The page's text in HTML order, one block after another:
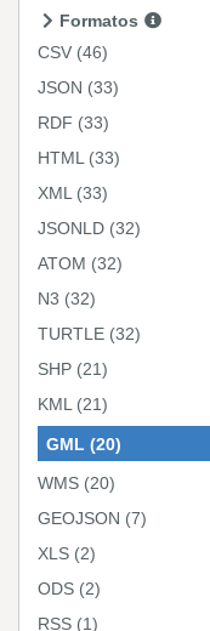
Formatos
CSV (46)
JSON (33)
RDF (33)
HTML (33)
XML (33)
JSONLD (32)
ATOM (32)
N3 (32)
TURTLE (32)
SHP (21)
KML (21)
GML (20)
WMS (20)
GEOJSON (7)
XLS (2)
ODS (2)
RSS (1)